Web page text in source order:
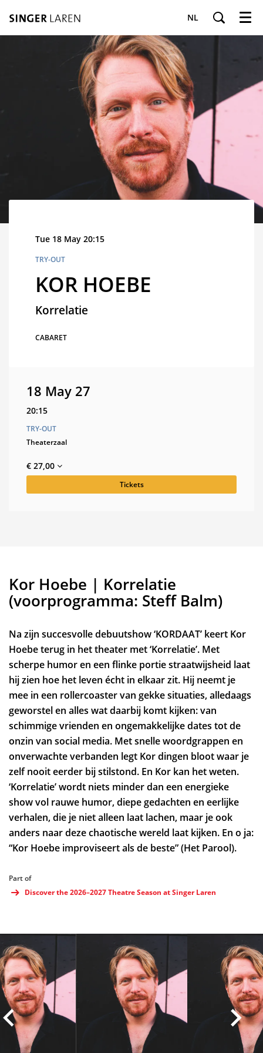
NL Menu
KOR HOEBE
Korrelatie
TRY-OUT
Tue 18 May 20:15
CABARET
18 May 27
20:15
TRY-OUT
Theaterzaal
€ 27,00
Tickets
Kor Hoebe | Korrelatie
(voorprogramma: Steff Balm)
Na zijn succesvolle debuutshow ‘KORDAAT’ keert Kor
Hoebe terug in het theater met ‘Korrelatie’. Met
scherpe humor en een flinke portie straatwijsheid laat
hij zien hoe het leven écht in elkaar zit. Hij neemt je
mee in een rollercoaster van gekke situaties, alledaags
geworstel en alles wat daarbij komt kijken: van
schimmige vrienden en ongemakkelijke dates tot de
onzin van social media. Met snelle woordgrappen en
onverwachte verbanden legt Kor dingen bloot waar je
zelf nooit eerder bij stilstond. En Kor kan het weten.
‘Korrelatie’ wordt niets minder dan een energieke
show vol rauwe humor, diepe gedachten en eerlijke
verhalen, die je niet alleen laat lachen, maar je ook
anders naar deze chaotische wereld laat kijken. En o ja:
“Kor Hoebe improviseert als de beste” (Het Parool).
Part of
Discover the 2026–2027 Theatre Season at Singer Laren